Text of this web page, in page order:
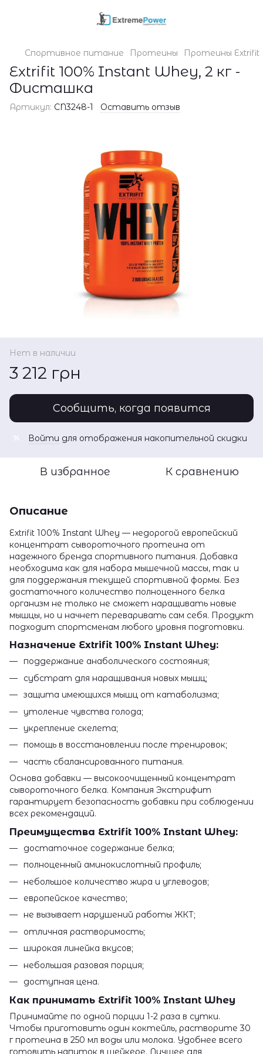
Спортивное питание Протеины Протеины Extrifit
Extrifit 100% Instant Whey, 2 кг -
Фисташка
Артикул: CN3248-1 Оставить отзыв
Нет в наличии
3 212 грн
Сообщить, когда появится
Войти для отображения накопительной скидки
В избранное К сравнению
Описание
Extrifit 100% Instant Whey — недорогой европейский
концентрат сывороточного протеина от
надежного бренда спортивного питания. Добавка
необходима как для набора мышечной массы, так и
для поддержания текущей спортивной формы. Без
достаточного количество полноценного белка
организм не только не сможет наращивать новые
мышцы, но и начнет переваривать сам себя. Продукт
подходит спортсменам любого уровня подготовки.
Назначение Extrifit 100% Instant Whey:
поддержание анаболического состояния;
субстрат для наращивания новых мышц;
защита имеющихся мышц от катаболизма;
утоление чувства голода;
укрепление скелета;
помощь в восстановлении после тренировок;
часть сбалансированного питания.
Основа добавки — высокоочищенный концентрат
сывороточного белка. Компания Экстрифит
гарантирует безопасность добавки при соблюдении
всех рекомендаций.
Преимущества Extrifit 100% Instant Whey:
достаточное содержание белка;
полноценный аминокислотный профиль;
небольшое количество жира и углеводов;
европейское качество;
не вызывает нарушений работы ЖКТ;
отличная растворимость;
широкая линейка вкусов;
небольшая разовая порция;
доступная цена.
Как принимать Extrifit 100% Instant Whey
Принимайте по одной порции 1-2 раза в сутки.
Чтобы приготовить один коктейль, растворите 30
г протеина в 250 мл воды или молока. Удобнее всего
готовить напиток в шейкере. Лучшее для